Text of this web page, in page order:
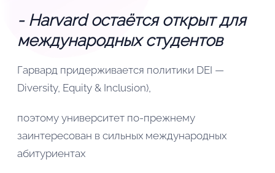
- Harvard остаётся открыт для
международных студентов
Гарвард придерживается политики DEI —
Diversity, Equity & Inclusion),
поэтому университет по-прежнему
заинтересован в сильных международных
абитуриентах